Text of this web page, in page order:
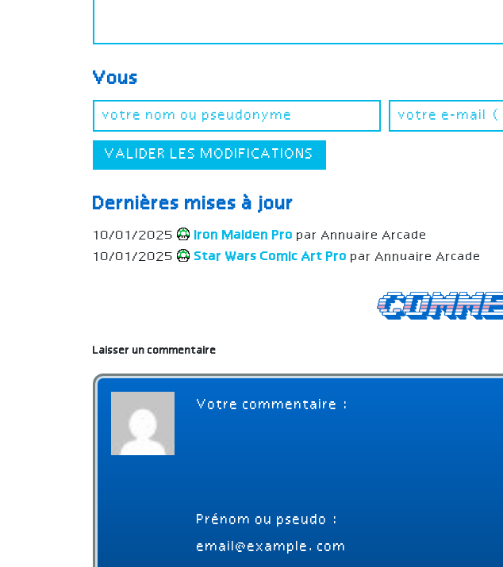
Vous
VALIDER LES MODIFICATIONS
Dernières mises à jour
10/01/2025 Iron Maiden Pro par Annuaire Arcade
10/01/2025
Star Wars Comic Art Pro par Annuaire Arcade
Laisser un commentaire